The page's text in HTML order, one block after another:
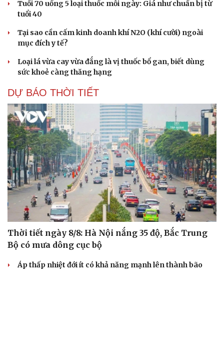
Tuổi 70 uống 5 loại thuốc mỗi ngày: Giá như chuẩn bị từ
tuổi 40
Tại sao cần cấm kinh doanh khí N2O (khí cười) ngoài
mục đích y tế?
Loại lá vừa cay vừa đắng là vị thuốc bổ gan, biết dùng
sức khoẻ càng thăng hạng
DỰ BÁO THỜI TIẾT
Thời tiết ngày 8/8: Hà Nội nắng 35 độ, Bắc Trung
Bộ có mưa dông cục bộ
Áp thấp nhiệt đới ít có khả năng mạnh lên thành bão